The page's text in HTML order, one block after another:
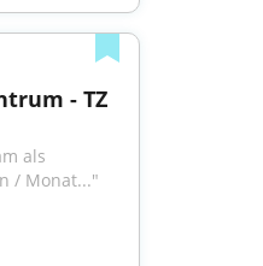
- TZ
/ Monat..."